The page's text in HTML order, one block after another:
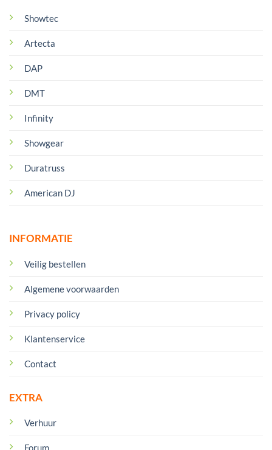
Showtec
Artecta
DAP
DMT
Infinity
Showgear
Duratruss
American DJ
INFORMATIE
Veilig bestellen
Algemene voorwaarden
Privacy policy
Klantenservice
Contact
EXTRA
Verhuur
Forum